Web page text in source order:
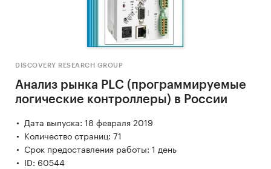
DISCOVERY RESEARCH GROUP
Анализ рынка PLC (программируемые
логические контроллеры) в России
Дата выпуска: 18 февраля 2019
Количество страниц: 71
Срок предоставления работы: 1 день
ID: 60544